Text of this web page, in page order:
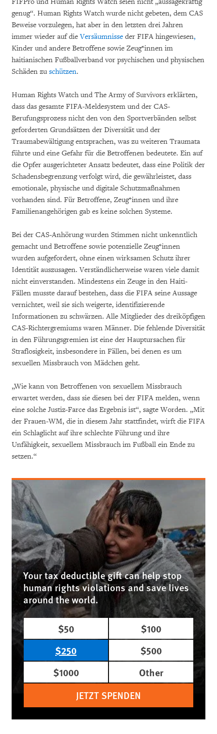
genug“. Human Rights Watch wurde nicht gebeten, dem CAS
Beweise vorzulegen, hat aber in den letzten drei Jahren
immer wieder auf dieVersäumnisse der FIFA hingewiesen,
Kinder und andere Betroffene sowie Zeug*innen im
haitianischen Fußballverband vor psychischen und physischen
Schäden zu schützen.
Human Rights Watch und The Army of Survivors erklärten,
dass das gesamte FIFA-Meldesystem und der CAS-
Berufungsprozess nicht den von den Sportverbänden selbst
geforderten Grundsätzen der Diversität und der
Traumabewältigung entsprachen, was zu weiteren Traumata
führte und eine Gefahr für die Betroffenen bedeutete. Ein auf
die Opfer ausgerichteter Ansatz bedeutet, dass eine Politik der
Schadensbegrenzung verfolgt wird, die gewährleistet, dass
emotionale, physische und digitale Schutzmaßnahmen
vorhanden sind. Für Betroffene, Zeug*innen und ihre
Familienangehörigen gab es keine solchen Systeme.
Bei der CAS-Anhörung wurden Stimmen nicht unkenntlich
gemacht und Betroffene sowie potenzielle Zeug*innen
wurden aufgefordert, ohne einen wirksamen Schutz ihrer
Identität auszusagen. Verständlicherweise waren viele damit
nicht einverstanden. Mindestens ein Zeuge in den Haiti-
Fällen musste darauf bestehen, dass die FIFA seine Aussage
vernichtet, weil sie sich weigerte, identifizierende
Informationen zu schwärzen. Alle Mitglieder des dreiköpfigen
CAS-Richtergremiums waren Männer. Die fehlende Diversität
in den Führungsgremien ist eine der Hauptursachen für
Straflosigkeit, insbesondere in Fällen, bei denen es um
sexuellen Missbrauch von Mädchen geht.
„Wie kann von Betroffenen von sexuellem Missbrauch
erwartet werden, dass sie diesen bei der FIFA melden, wenn
eine solche Justiz-Farce das Ergebnis ist“, sagte Worden. „Mit
der Frauen-WM, die in diesem Jahr stattfindet, wirft die FIFA
ein Schlaglicht auf ihre schlechte Führung und ihre
Unfähigkeit, sexuellem Missbrauch im Fußball ein Ende zu
setzen.“
Your tax deductible gift can help stop
human rights violations and save lives
around the world.
$50
$100
$250
$500
$1000
Other
JETZT SPENDEN